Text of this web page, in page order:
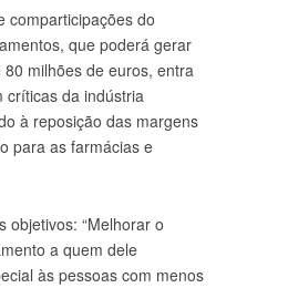
comparticipações do
que poderá gerar
milhões de euros, entra
críticas da indústria
à reposição das margens
para as farmácias e
objetivos: “Melhorar o
a quem dele
às pessoas com menos